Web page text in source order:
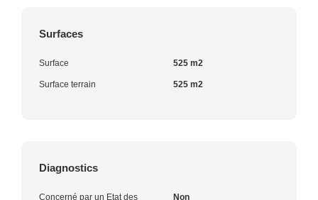
Surfaces
Surface 525 m2
Surface terrain 525 m2
Diagnostics
Concerné par un Etat des Non